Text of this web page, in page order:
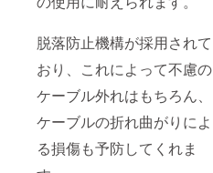
脱落防止機構が採用されて
おり、これによって不慮の
ケーブル外れはもちろん、
ケーブルの折れ曲がりによ
る損傷も予防してくれま